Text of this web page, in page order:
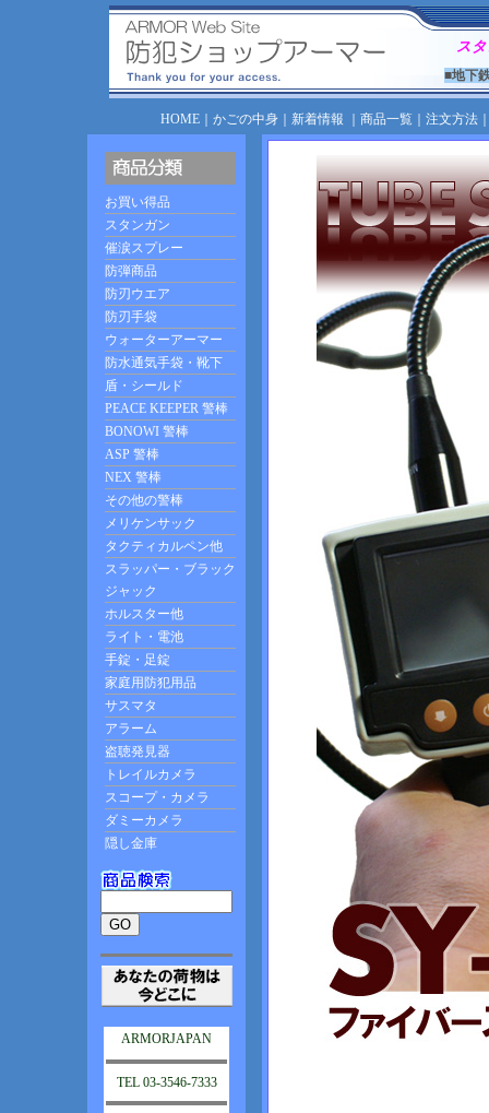
ス
■地下
HOME｜ かごの中身｜ 新着情報 商品一覧｜ 注文方法
ARMORJAPAN
TEL 03-3546-7333